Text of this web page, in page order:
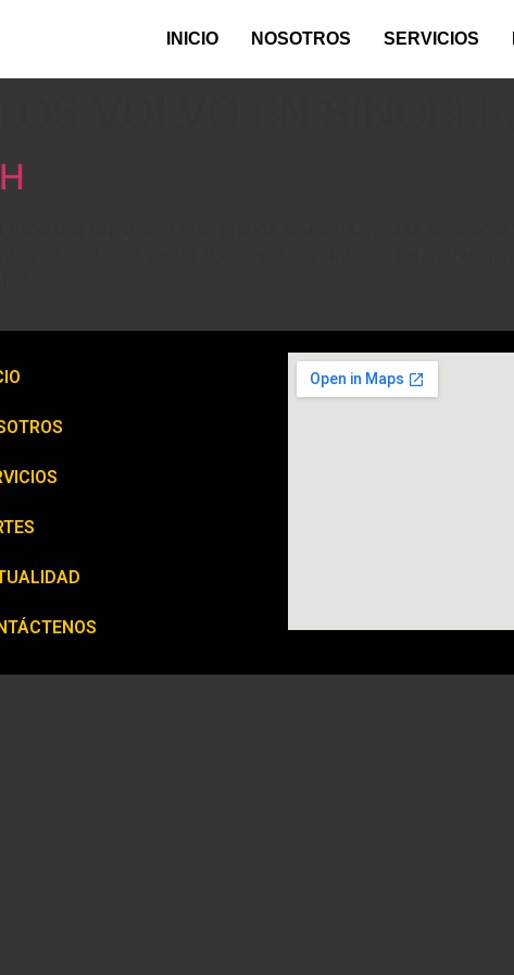
INICIO NOSOTROS SERVICIOS